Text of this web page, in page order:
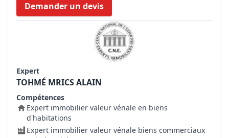
Demander un devis
Expert
TOHMÉ MRICS ALAIN
Compétences
Expert immobilier valeur vénale en biens
d'habitations
Expert immobilier valeur vénale biens commerciaux